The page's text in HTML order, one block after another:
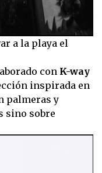
a la playa el
con K-way
inspirada en
palmeras y
sino sobre